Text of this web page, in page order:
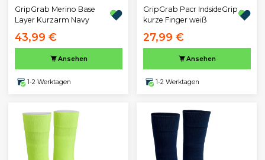
GripGrab Merino Base
Layer Kurzarm Navy
43,99 €
Ansehen
1-2 Werktagen
GripGrab Pacr IndsideGrip
kurze Finger weiß
27,99 €
Ansehen
1-2 Werktagen